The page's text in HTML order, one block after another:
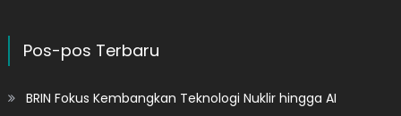
Pos-pos Terbaru
BRIN Fokus Kembangkan Teknologi Nuklir hingga AI